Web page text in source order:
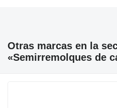
Otras marcas en la
«Semirremolques de